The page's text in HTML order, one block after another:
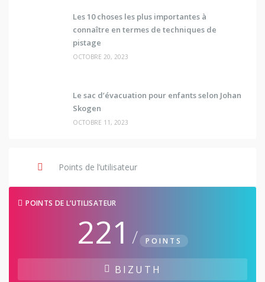
Les 10 choses les plus importantes à
connaître en termes de techniques de
pistage
OCTOBRE 20, 2023
Le sac d’évacuation pour enfants selon Johan
Skogen
OCTOBRE 11, 2023
Points de l’utilisateur
POINTS DE L’UTILISATEUR
221 / POINTS
BIZUTH